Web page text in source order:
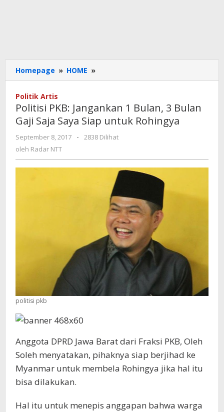
Homepage » HOME »
PKB:
Bulan,
3
Bulan
untuk
Rohingya
Politik Artis
Politisi PKB: Jangankan 1 Bulan, 3 Bulan
Gaji Saja Saya Siap untuk Rohingya
September 8, 2017
oleh
-
2838 Dilihat
oleh Radar NTT
politisi pkb
Anggota DPRD Jawa Barat dari Fraksi PKB, Oleh
Soleh menyatakan, pihaknya siap berjihad ke
Myanmar untuk membela Rohingya jika hal itu
bisa dilakukan.
Hal itu untuk menepis anggapan bahwa warga